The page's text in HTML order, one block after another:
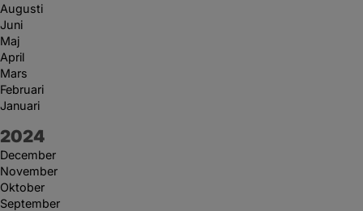
Augusti
Juni
Maj
April
Mars
Februari
Januari
År:
2024
December
November
Oktober
September